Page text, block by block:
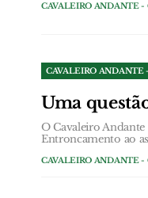
CAVALEIRO ANDANTE -
CAVALEIRO ANDANTE
Uma
O Cavaleiro
Entroncamento ao
CAVALEIRO ANDANTE -